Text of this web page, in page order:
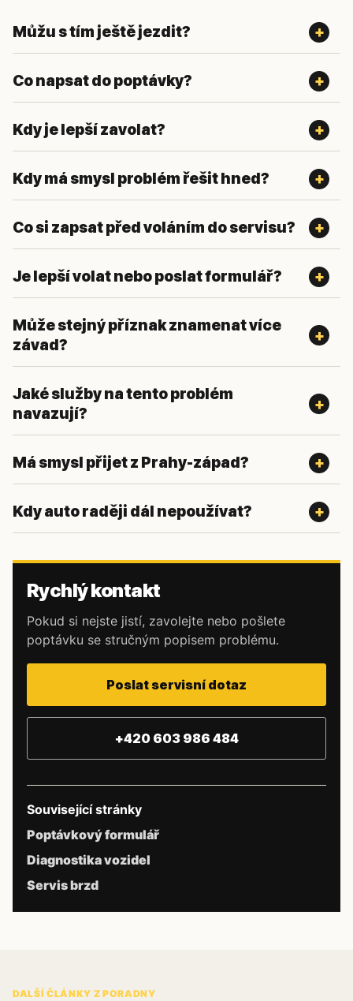
Můžu s tím ještě jezdit?
Co napsat do poptávky?
Kdy je lepší zavolat?
Kdy má smysl problém řešit hned?
Co si zapsat před voláním do servisu?
Je lepší volat nebo poslat formulář?
Může stejný příznak znamenat více
závad?
Jaké služby na tento problém
navazují?
Má smysl přijet z Prahy-západ?
Kdy auto raději dál nepoužívat?
Rychlý kontakt
Pokud si nejste jistí, zavolejte nebo pošlete
poptávku se stručným popisem problému.
Poslat servisní dotaz
+420 603 986 484
Související stránky
Poptávkový formulář
Diagnostika vozidel
Servis brzd
DALŠÍ ČLÁNKY Z PORADNY